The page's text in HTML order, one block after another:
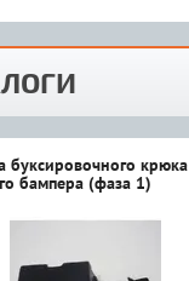
буксировочного крюка
бампера (фаза 1)